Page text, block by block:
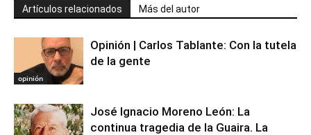
Artículos relacionados Más del autor
opinión
Opinión | Carlos Tablante: Con la tutela
de la gente
José Ignacio Moreno León: La
continua tragedia de la Guaira. La